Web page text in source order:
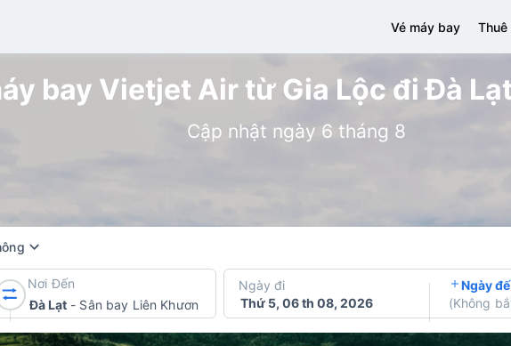
Vé máy bay Thuê
bay Vietjet Air từ Gia Lộc đi Đà
Cập nhật ngày 6 tháng 8
Nơi Đến
Đà Lạt - Sân bay Liên Khương
Ngày đi
Thứ 5, 06 th 08, 2026
Ngày
(Không